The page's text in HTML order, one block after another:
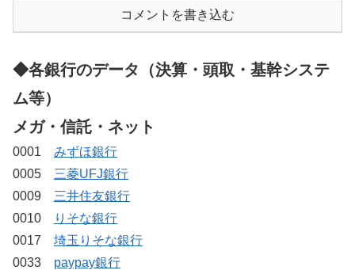
コメントを書き込む
◆各銀行のデータ（決算・頭取・基幹システ
ム等）
メガ・信託・ネット
0001 みずほ銀行
0005 三菱UFJ銀行
0009 三井住友銀行
0010
りそな銀行
0017 埼玉りそな銀行
0033 paypay銀行